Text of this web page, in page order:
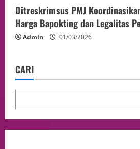
Ditreskrimsus PMJ
Harga Bapokting dan Legalitas
Admin 01/03/2026
CARI